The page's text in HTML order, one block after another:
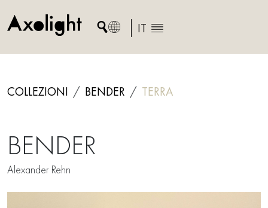
to
IT
COLLEZIONI BENDER TERRA
BENDER
Alexander Rehn